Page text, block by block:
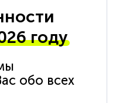
году
обо всех